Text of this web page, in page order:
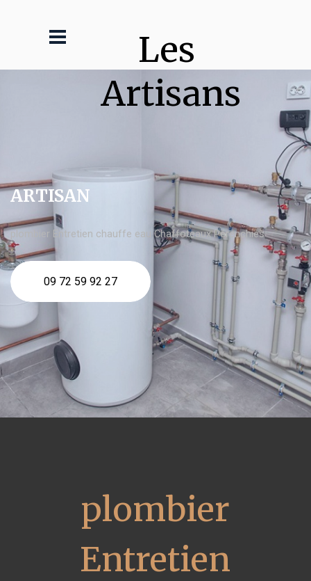
Les
Artisans
ARTISAN
plombier Entretien chauffe eau Chaffoteaux Pérenchies
09 72 59 92 27
plombier
Entretien